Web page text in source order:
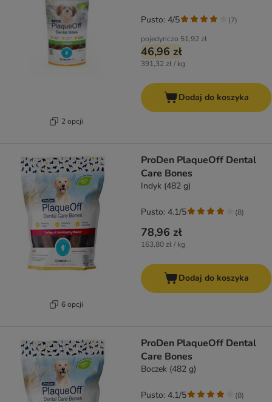
2 opcji
pojedynczo 51,92 zł
46,96 zł
391,32 zł / kg
Pusto: 4/5 (7)
Dodaj do koszyka
6 opcji
ProDen PlaqueOff Dental
Care Bones
Indyk (482 g)
78,96 zł
163,80 zł / kg
Pusto: 4.1/5 (8)
Dodaj do koszyka
ProDen PlaqueOff Dental
Care Bones
Boczek (482 g)
Pusto: 4.1/5 (8)